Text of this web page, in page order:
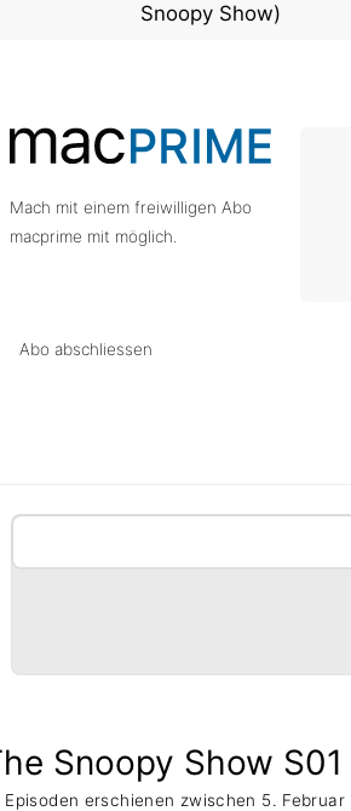
Snoopy Show)
Mach mit einem freiwilligen Abo
macprime mit möglich.
Abo abschliessen
(Tabliste)
Tablisten-Controls
Snoopy Show S01
Episoden erschienen zwischen 5. Februar